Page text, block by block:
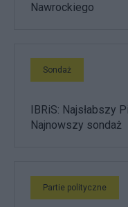
Nawrockiego
Sondaż
IBRiS: Najsłabszy
Najnowszy sondaż
Partie polityczne